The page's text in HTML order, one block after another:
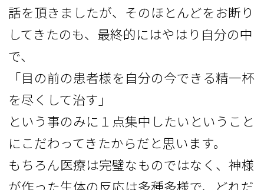
話を頂きましたが、そのほとんどをお断り
してきたのも、最終的にはやはり自分の中
で、
「目の前の患者様を自分の今できる精一杯
を尽くして治す」
という事のみに１点集中したいということ
にこだわってきたからだと思います。
もちろん医療は完璧なものではなく、神様
が作った生体の反応は多種多様で、どれだ